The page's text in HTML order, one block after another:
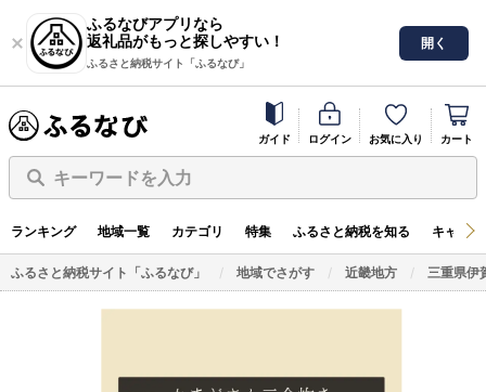
ふるなびアプリなら
返礼品がもっと探しやすい！
ふるさと納税サイト「ふるなび」
開く
ガイド ログイン お気に入り カート
キーワードを入力
ランキング 地域一覧 カテゴリ 特集 ふるさと納税を知る キャン
ふるさと納税サイト「ふるなび」 地域でさがす 近畿地方 三重県伊